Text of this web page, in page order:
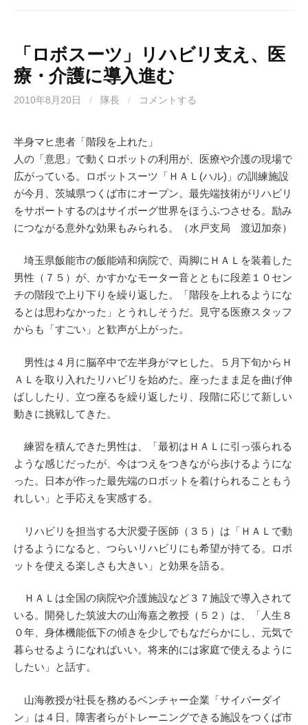
「ロボスーツ」リハビリ支え、医
療・介護に導入進む
2010年8月20日 / 隊長 / コメントする
半身マヒ患者「階段を上れた」
人の「意思」で動くロボットの利用が、医療や介護の現場で
広がっている。ロボットスーツ「ＨＡＬ(ハル)」の訓練施設
が今月、茨城県つくば市にオープン。最先端技術がリハビリ
をサポートするのはサイボーグ世界をほうふつさせる。励み
につながる意外な効果もみられる。（水戸支局 渡辺加奈）
埼玉県飯能市の飯能靖和病院で、両脚にＨＡＬを装着した
男性（７５）が、かすかなモーター音とともに段差１０セン
チの階段で上り下りを繰り返した。「階段を上れるようにな
るとは思わなかった」とうれしそうだ。見守る医療スタッフ
からも「すごい」と歓声が上がった。
男性は４月に脳卒中で左半身がマヒした。５月下旬からＨ
ＡＬを取り入れたリハビリを始めた。座ったまま足を曲げ伸
ばししたり、立つ座るを繰り返したり、段階に応じて新しい
動きに挑戦してきた。
練習を積んできた男性は、「最初はＨＡＬに引っ張られる
ような感じだったが、今はつえをつきながら歩けるようにな
った。日本が作った最先端のロボットを着けられることもう
れしい」と手応えを実感する。
リハビリを担当する大沢愛子医師（３５）は「ＨＡＬで動
けるようになると、つらいリハビリにも希望が持てる。ロボ
ットを使える楽しさも大きい」と効果を語る。
ＨＡＬは全国の病院や介護施設など３７施設で導入されて
いる。開発した筑波大の山海嘉之教授（５２）は、「人生８
０年、身体機能低下の傾きを少しでもなだらかにし、元気で
暮らせるようになればいい。将来的には家庭で使えるように
したい」と話す。
山海教授が社長を務めるベンチャー企業「サイバーダイ
ン」は４日、障害者らがトレーニングできる施設をつくば市